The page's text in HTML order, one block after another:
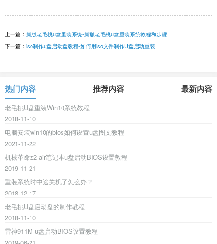
上一篇： 新版老毛桃u盘重装系统-新版老毛桃u盘重装系统教程和步骤
下一篇： iso制作u盘启动盘教程-如何用iso文件制作U盘启动重装
热门内容 推荐内容 最新内容
老毛桃U盘重装Win10系统教程
2018-11-10
电脑安装win10的bios如何设置u盘图文教程
2021-11-22
机械革命z2-air笔记本u盘启动BIOS设置教程
2019-11-21
重装系统时中途关机了怎么办？
2018-12-17
老毛桃U盘启动盘的制作教程
2018-11-10
雷神911M u盘启动BIOS设置教程